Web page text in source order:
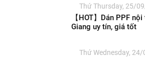
Thứ Thursday, 25/
【HOT】Dán PPF
Giang uy tín, giá tốt
Thứ Wednesday,